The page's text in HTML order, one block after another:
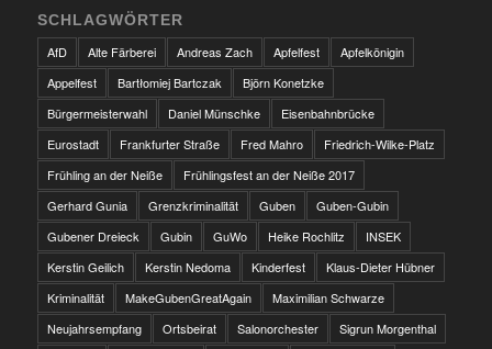
SCHLAGWÖRTER
AfD
Alte Färberei Andreas Zach Apfelfest
Apfelkönigin
Appelfest
Bartłomiej Bartczak
Björn Konetzke
Bürgermeisterwahl
Daniel Münschke
Eisenbahnbrücke
Eurostadt
Frankfurter Straße Fred Mahro
Friedrich-Wilke-Platz
Frühling an der Neiße
Frühlingsfest an der Neiße 2017
Gerhard Gunia
Grenzkriminalität Guben
Guben-Gubin
Gubener Dreieck
Gubin GuWo Heike Rochlitz
INSEK
Kerstin Geilich
Kerstin Nedoma Kinderfest
Klaus-Dieter Hübner
Kriminalität
MakeGubenGreatAgain
Maximilian Schwarze
Neujahrsempfang
Ortsbeirat Salonorchester
Sigrun Morgenthal